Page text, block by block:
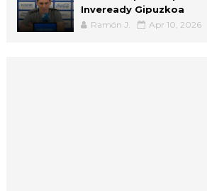
Inveready Gipuzkoa
Ramón J. Apr 10, 2026